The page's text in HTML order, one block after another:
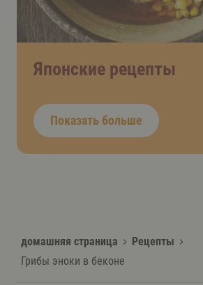
Японские рецепты
Показать больше
домашняя страница
Рецепты
Грибы эноки в беконe